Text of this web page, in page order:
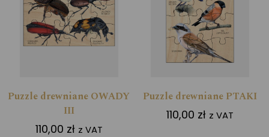
Puzzle drewniane OWADY
III
110,00 zł z VAT
Puzzle drewniane PTAKI
110,00 zł z VAT